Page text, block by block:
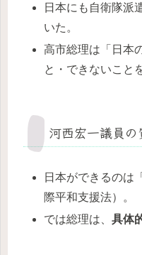
日本にも自衛隊派
いた。
高市総理は「日本
と・できないこと
河西宏一議員の
日本ができるのは
際平和支援法）。
では総理は、具体